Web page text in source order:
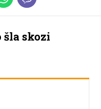
šla skozi